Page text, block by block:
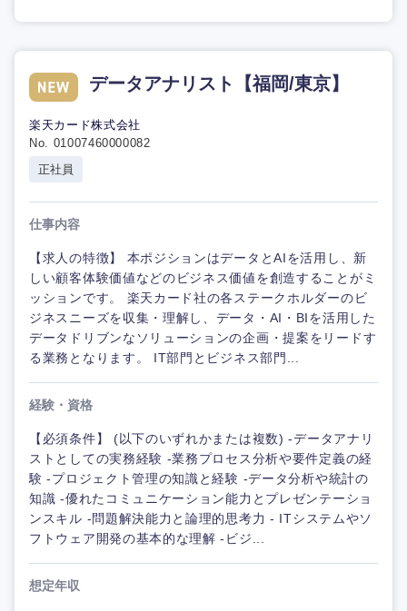
データアナリスト【福岡/東京】
楽天カード株式会社
No. 01007460000082
正社員
仕事内容
【求人の特徴】 本ポジションはデータとAIを活用し、新
しい顧客体験価値などのビジネス価値を創造することがミ
ッションです。 楽天カード社の各ステークホルダーのビ
ジネスニーズを収集・理解し、データ・AI・BIを活用した
データドリブンなソリューションの企画・提案をリードす
る業務となります。 IT部門とビジネス部門...
経験・資格
【必須条件】 (以下のいずれかまたは複数) -データアナリ
ストとしての実務経験 -業務プロセス分析や要件定義の経
験 -プロジェクト管理の知識と経験 -データ分析や統計の
知識 -優れたコミュニケーション能力とプレゼンテーショ
ンスキル -問題解決能力と論理的思考力 - ITシステムやソ
フトウェア開発の基本的な理解 -ビジ...
想定年収